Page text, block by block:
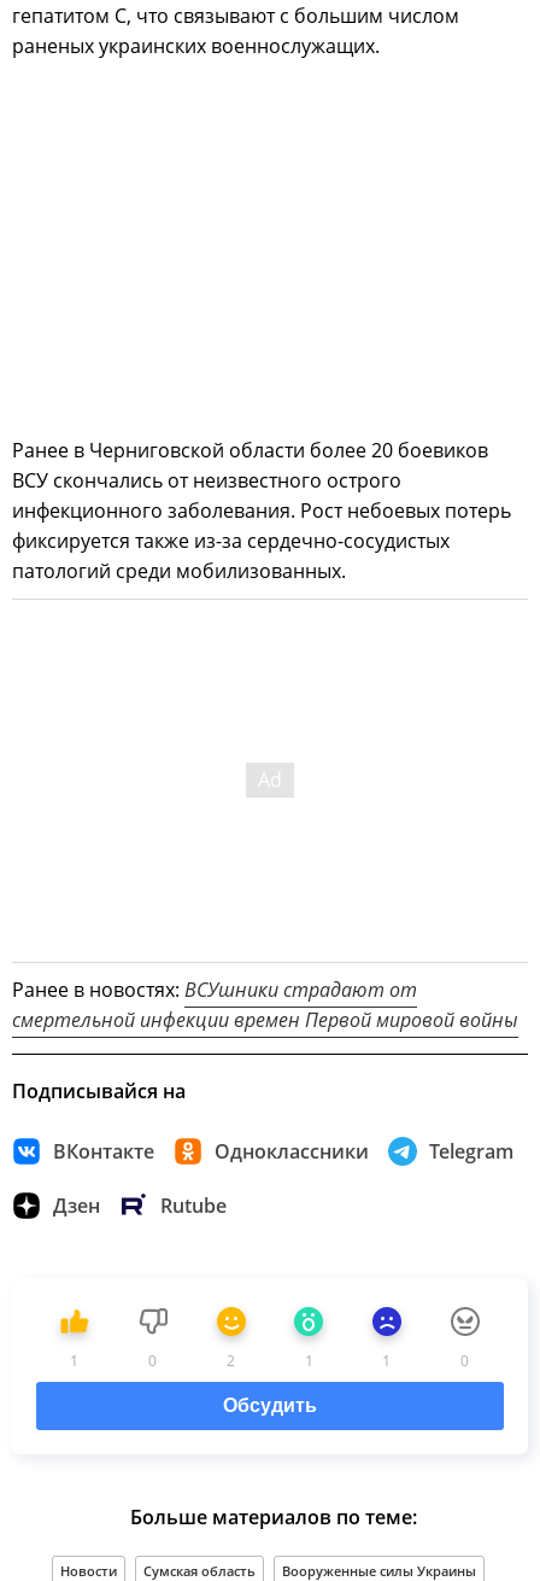
гепатитом С, что связывают с большим числом
раненых украинских военнослужащих.
Ранее в Черниговской области более 20 боевиков
ВСУ скончались от неизвестного острого
инфекционного заболевания. Рост небоевых потерь
фиксируется также из-за сердечно-сосудистых
патологий среди мобилизованных.
Ранее в новостях: ВСУшники страдают от
смертельной инфекции времен Первой мировой войны
Подписывайся на
ВКонтакте Одноклассники Telegram
Дзен Rutube
1 0 2 1 1 0
Обсудить
Больше материалов по теме:
Новости Сумская область Вооруженные силы Украины